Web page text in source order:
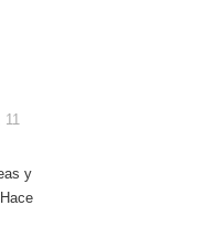
11
y